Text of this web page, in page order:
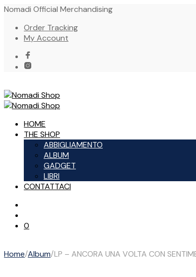
Nomadi Official Merchandising
Order Tracking
My Account
HOME
THE SHOP
ABBIGLIAMENTO
ALBUM
GADGET
LIBRI
CONTATTACI
0
Home/Album/LP – ANCORA UNA VOLTA CON